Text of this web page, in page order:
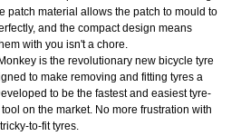
patch material allows the patch to mould to
and the compact design means
with you isn't a chore.
is the revolutionary new bicycle tyre
to make removing and fitting tyres a
to be the fastest and easiest tyre-
on the market. No more frustration with
to-fit tyres.